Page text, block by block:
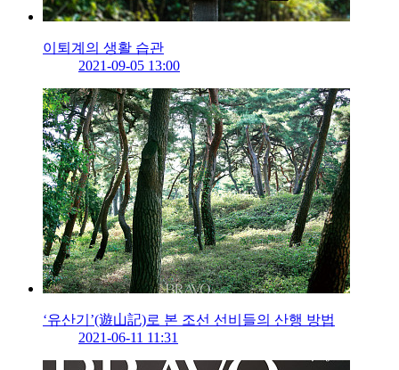
이퇴계의 생활 습관
2021-09-05 13:00
‘유산기’(遊山記)로 본 조선 선비들의 산행 방법
2021-06-11 11:31